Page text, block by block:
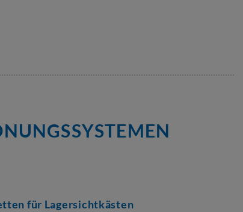
für Lagersichtkästen